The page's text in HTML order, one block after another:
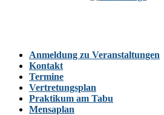
Anmeldung zu Veranstaltungen
Kontakt
Termine
Vertretungsplan
Praktikum am Tabu
Mensaplan